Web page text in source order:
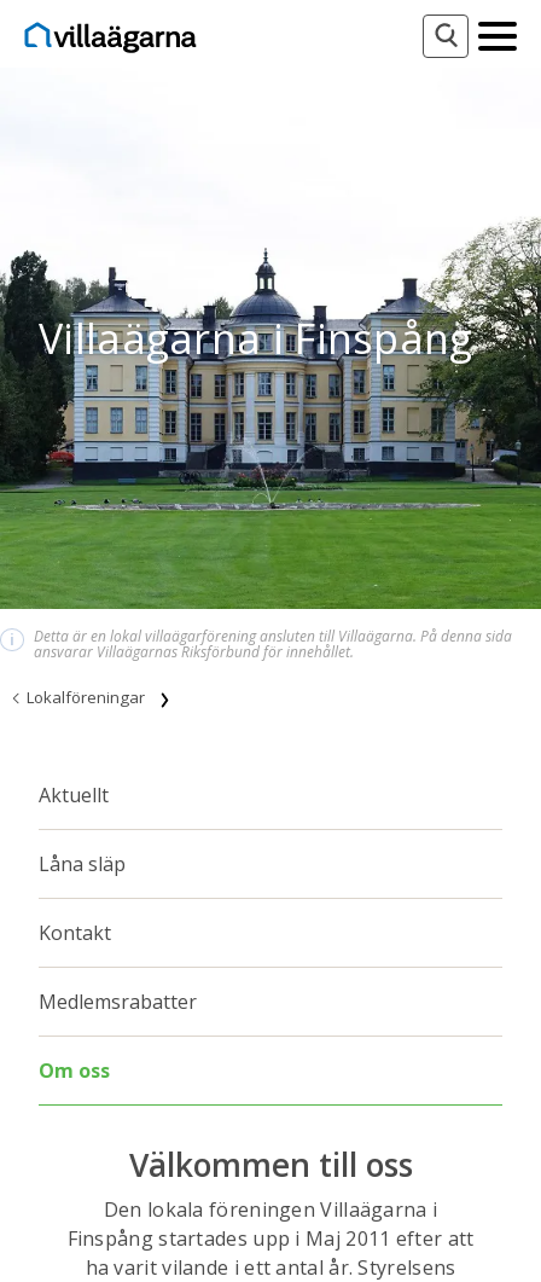
Villaägarna i Finspång
i Detta är en lokal villaägarförening ansluten till Villaägarna. På denna sida
ansvarar Villaägarnas Riksförbund för innehållet.
Lokalföreningar
Aktuellt
Låna släp
Kontakt
Medlemsrabatter
Om oss
Välkommen till oss
Den lokala föreningen Villaägarna i
Finspång startades upp i Maj 2011 efter att
ha varit vilande i ett antal år. Styrelsens